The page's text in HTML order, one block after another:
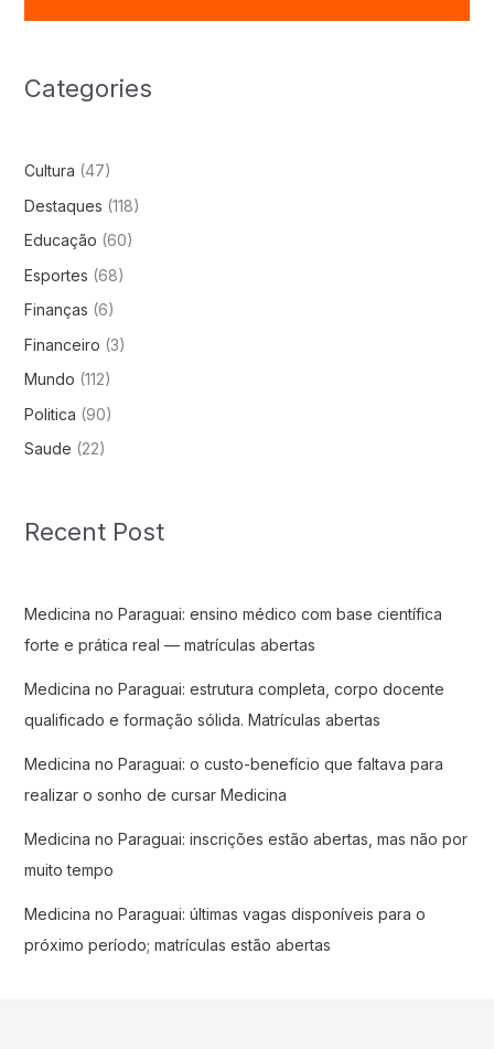
Categories
Cultura (47)
Destaques (118)
Educação (60)
Esportes (68)
Finanças (6)
Financeiro (3)
Mundo (112)
Politica (90)
Saude (22)
Recent Post
Medicina no Paraguai: ensino médico com base científica
forte e prática real — matrículas abertas
Medicina no Paraguai: estrutura completa, corpo docente
qualificado e formação sólida. Matrículas abertas
Medicina no Paraguai: o custo-benefício que faltava para
realizar o sonho de cursar Medicina
Medicina no Paraguai: inscrições estão abertas, mas não por
muito tempo
Medicina no Paraguai: últimas vagas disponíveis para o
próximo período; matrículas estão abertas